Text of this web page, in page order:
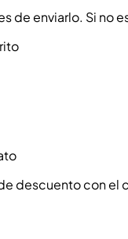
de enviarlo. Si no
descuento con el